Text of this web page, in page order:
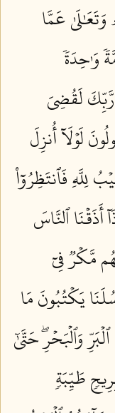
عَمَّا
وَٰحِدَةٗ
رَّبِّكَ لَقُضِيَ
لَوۡلَآ أُنزِلَ
لِلَّهِ فَٱنتَظِرُوٓاْ
أَذَقۡنَا ٱلنَّاسَ
مَّكۡرٞ فِيٓ
يَكۡتُبُونَ مَا
وَٱلۡبَحۡرِۖ حَتَّىٰٓ
طَيِّبَةٖ